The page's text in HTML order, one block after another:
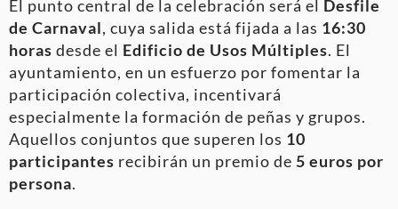
El punto central de la celebración será el Desfile
de Carnaval, cuya salida está fijada a las 16:30
horas desde el Edificio de Usos Múltiples. El
ayuntamiento, en un esfuerzo por fomentar la
participación colectiva, incentivará
especialmente la formación de peñas y grupos.
Aquellos conjuntos que superen los 10
participantes recibirán un premio de 5 euros por
persona.